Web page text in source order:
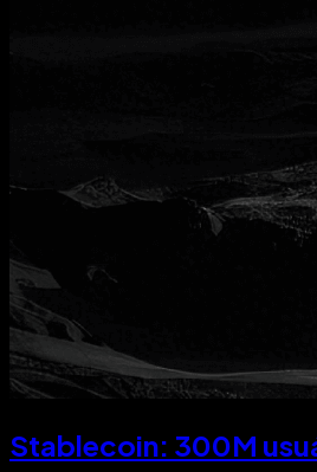
Stablecoin: 300M